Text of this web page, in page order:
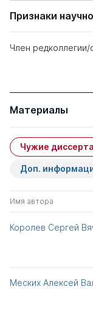
Признаки
Член
Материалы
Чужие
Доп.
Имя автора
Королев Сергей
Меских Алексей